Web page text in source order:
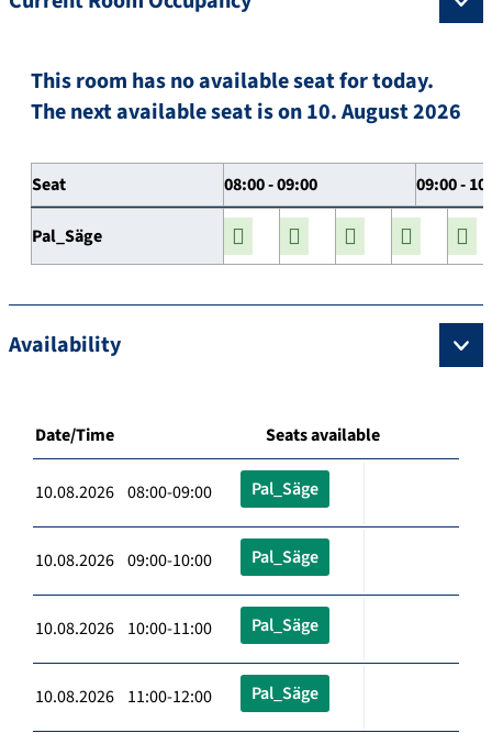
This room has no available seat for today.
The next available seat is on 10. August 2026
Seat 08:00 - 09:00 09:00 -
Pal_Säge
Availability
Date/Time Seats available
10.08.2026 08:00-09:00 Pal_Säge
10.08.2026 09:00-10:00 Pal_Säge
10.08.2026 10:00-11:00 Pal_Säge
10.08.2026 11:00-12:00 Pal_Säge